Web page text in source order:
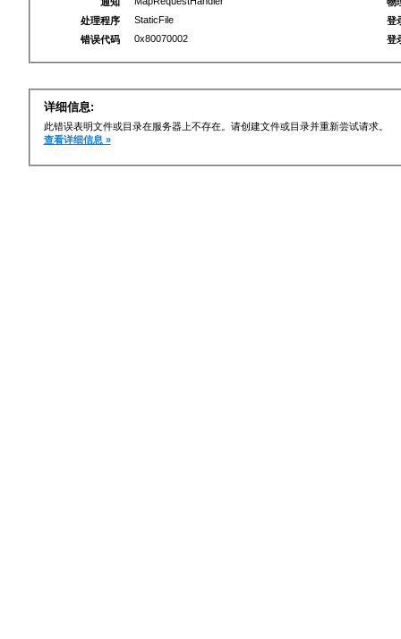
处理程序
StaticFile
错误代码
0x80070002
登
登
详细信息:
此错误表明文件或目录在服务器上不存在。请创建文件或目录并重新尝试请求。
查看详细信息 »